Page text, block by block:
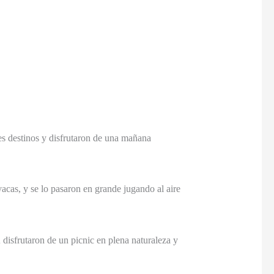
destinos y disfrutaron de una mañana
y se lo pasaron en grande jugando al aire
de un picnic en plena naturaleza y